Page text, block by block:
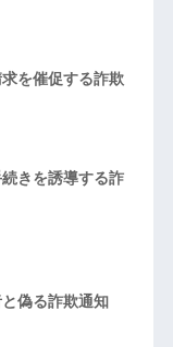
を催促する詐欺
きを誘導する詐
偽る詐欺通知